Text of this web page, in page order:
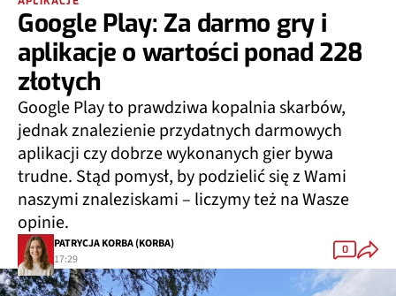
Google Play: Za darmo gry i
aplikacje o wartości ponad 228
złotych
Google Play to prawdziwa kopalnia skarbów,
jednak znalezienie przydatnych darmowych
aplikacji czy dobrze wykonanych gier bywa
trudne. Stąd pomysł, by podzielić się z Wami
naszymi znaleziskami – liczymy też na Wasze
opinie.
PATRYCJA KORBA (KORBA)
17:29
0